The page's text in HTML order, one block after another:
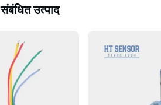
संबंधित उत्पाद